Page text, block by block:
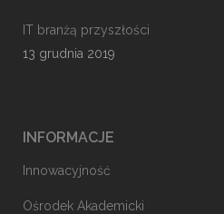
IT branżą przyszłości
13 grudnia 2019
INFORMACJE
Innowacyjność
Ośrodek Akademicki